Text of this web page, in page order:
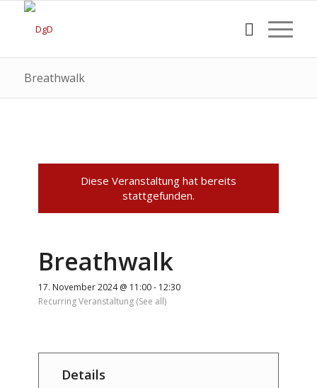
Breathwalk
Diese Veranstaltung hat bereits
stattgefunden.
Breathwalk
17. November 2024 @ 11:00- 12:30
Recurring Veranstaltung (See all)
Details